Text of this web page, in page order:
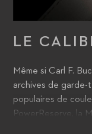
LE
Même si Carl F.
archives de garde-
populaires de
PowerReserve, la